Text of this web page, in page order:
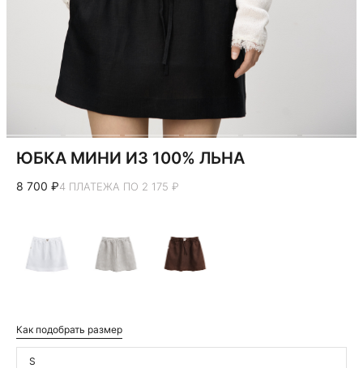
ЮБКА МИНИ ИЗ 100% ЛЬНА
8 700 ₽4 ПЛАТЕЖА ПО 2 175 ₽
Как подобрать размер
S